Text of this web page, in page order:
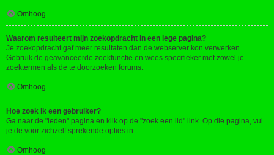
Omhoog
Waarom resulteert mijn zoekopdracht in een lege pagina?
Je zoekopdracht gaf meer resultaten dan de webserver kon verwerken.
Gebruik de geavanceerde zoekfunctie en wees specifieker met zowel je
zoektermen als de te doorzoeken forums.
Omhoog
Hoe zoek ik een gebruiker?
Ga naar de "leden" pagina en klik op de "zoek een lid" link. Op die pagina, vul
je de voor zichzelf sprekende opties in.
Omhoog